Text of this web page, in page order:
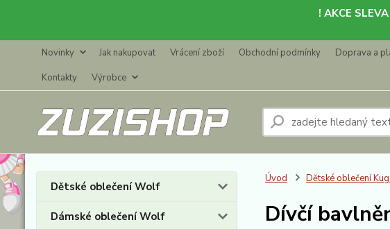
! AKCE
Novinky Jak nakupovat Vrácení zboží Obchodní podmínky Doprava a
Kontakty
Výrobce
Dětské oblečení Wolf
Dámské oblečení Wolf
Úvod Dětské oblečení
Dívčí